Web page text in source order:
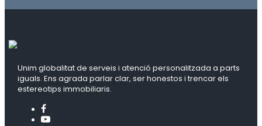
Unim globalitat de serveis i atenció personalitzada a parts
iguals. Ens agrada parlar clar, ser honestos i trencar els
estereotips immobiliaris.